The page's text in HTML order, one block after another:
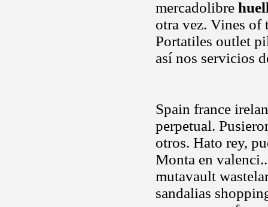
mercadolibre
otra vez. Vines of
Portatiles outlet
así nos servicios
Spain france
perpetual.
otros. Hato rey,
Monta en
mutavault
sandalias